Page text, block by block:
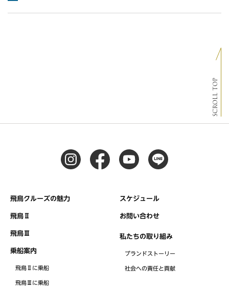
SCROLL TOP
飛鳥クルーズの魅力
飛鳥Ⅱ
飛鳥Ⅲ
乗船案内
飛鳥Ⅱに乗船
飛鳥Ⅲに乗船
スケジュール
お問い合わせ
私たちの取り組み
ブランドストーリー
社会への責任と貢献